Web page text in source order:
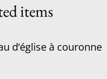
items
d’église à couronne